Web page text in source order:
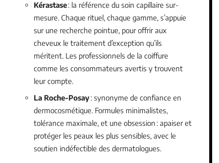
Kérastase: la référence du soin capillaire sur-
mesure. Chaque rituel, chaque gamme, s’appuie
sur une recherche pointue, pour offrir aux
cheveux le traitement d’exception qu’ils
méritent. Les professionnels de la coiffure
comme les consommateurs avertis y trouvent
leur compte.
La Roche-Posay: synonyme de confiance en
dermocosmétique. Formules minimalistes,
tolérance maximale, et une obsession : apaiser et
protéger les peaux les plus sensibles, avec le
soutien indéfectible des dermatologues.